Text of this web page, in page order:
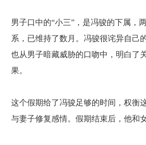
男子口中的“小三”，是冯骏的下属，
系，已维持了数月。冯骏很诧异自己
也从男子暗藏威胁的口吻中，明白了
果。
这个假期给了冯骏足够的时间，权衡
与妻子修复感情。假期结束后，他和